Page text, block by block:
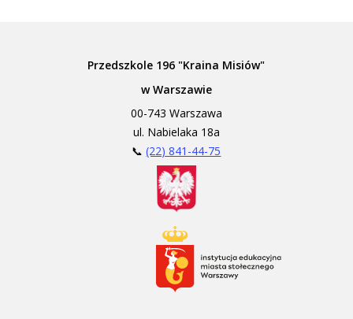
Przedszkole 196 "Kraina Misiów"
w Warszawie
00-743 Warszawa
ul. Nabielaka 18a
📞(22) 841-44-75